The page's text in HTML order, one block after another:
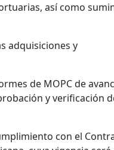
así como
adquisiciones y
de MOPC de
y verificación
con el